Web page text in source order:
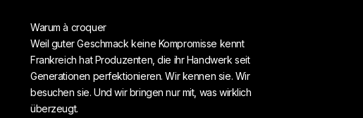
Warum à croquer
Weil guter Geschmack keine Kompromisse kennt
Frankreich hat Produzenten, die ihr Handwerk seit
Generationen perfektionieren. Wir kennen sie. Wir
besuchen sie. Und wir bringen nur mit, was wirklich
überzeugt.